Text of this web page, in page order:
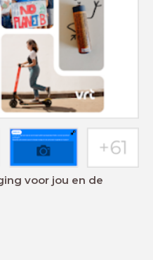
voor jou en de